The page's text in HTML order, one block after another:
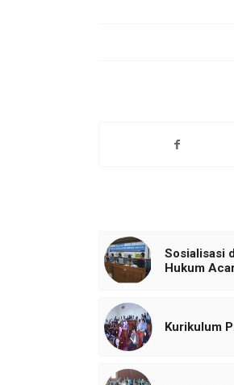
Sosialisasi
Hukum
Kurikulum